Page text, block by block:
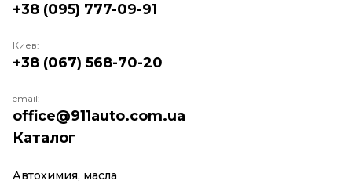
Каталог
Автохимия, масла
+38 (095) 777-09-91
Киев:
+38 (067) 568-70-20
email:
office@911auto.com.ua